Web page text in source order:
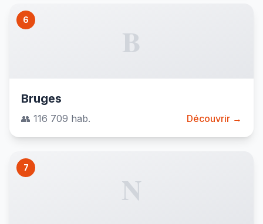
6
B
Bruges
👥 116 709 hab. Découvrir →
7
N